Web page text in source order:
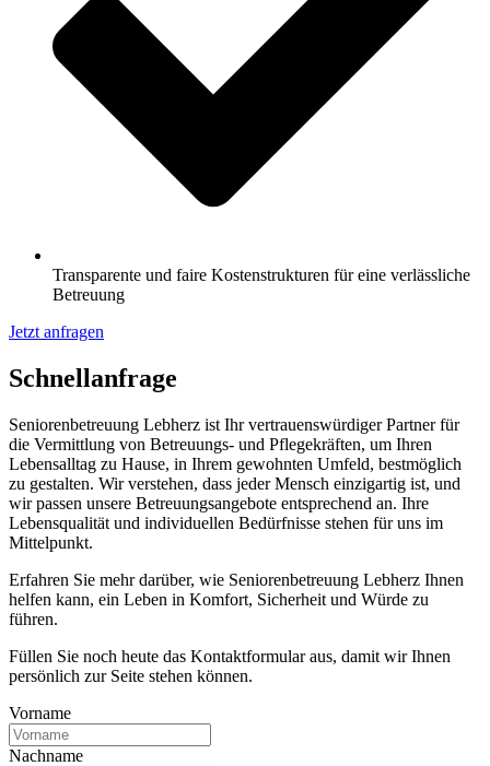
Transparente und faire Kostenstrukturen für eine verlässliche
Betreuung
Jetzt anfragen
Schnell­anfrage
Seniorenbetreuung Lebherz ist Ihr vertrauenswürdiger Partner für
die Vermittlung von Betreuungs- und Pflegekräften, um Ihren
Lebensalltag zu Hause, in Ihrem gewohnten Umfeld, bestmöglich
zu gestalten. Wir verstehen, dass jeder Mensch einzigartig ist, und
wir passen unsere Betreuungsangebote entsprechend an. Ihre
Lebensqualität und individuellen Bedürfnisse stehen für uns im
Mittelpunkt.
Erfahren Sie mehr darüber, wie Seniorenbetreuung Lebherz Ihnen
helfen kann, ein Leben in Komfort, Sicherheit und Würde zu
führen.
Füllen Sie noch heute das Kontaktformular aus, damit wir Ihnen
persönlich zur Seite stehen können.
Vorname
Nachname